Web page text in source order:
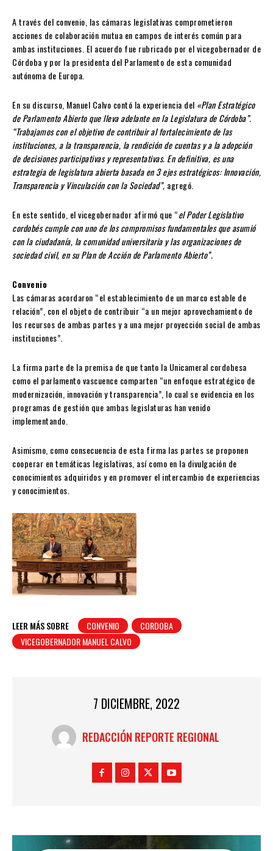
A través del convenio, las cámaras legislativas comprometieron
acciones de colaboración mutua en campos de interés común para
ambas instituciones. El acuerdo fue rubricado por el vicegobernador de
Córdoba y por la presidenta del Parlamento de esta comunidad
autónoma de Europa.
En su discurso, Manuel Calvo contó la experiencia del «Plan Estratégico
de Parlamento Abierto que lleva adelante en la Legislatura de Córdoba”.
“Trabajamos con el objetivo de contribuir al fortalecimiento de las
instituciones, a la transparencia, la rendición de cuentas y a la adopción
de decisiones participativas y representativas. En definitiva, es una
estrategia de legislatura abierta basada en 3 ejes estratégicos: Innovación,
Transparencia y Vinculación con la Sociedad”, agregó.
En este sentido, el vicegobernador afirmó que “el Poder Legislativo
cordobés cumple con uno de los compromisos fundamentales que asumió
con la ciudadanía, la comunidad universitaria y las organizaciones de
sociedad civil, en su Plan de Acción de Parlamento Abierto”.
Convenio
Las cámaras acordaron “el establecimiento de un marco estable de
relación”, con el objeto de contribuir “a un mejor aprovechamiento de
los recursos de ambas partes y a una mejor proyección social de ambas
instituciones”.
La firma parte de la premisa de que tanto la Unicameral cordobesa
como el parlamento vascuence comparten “un enfoque estratégico de
modernización, innovación y transparencia”, lo cual se evidencia en los
programas de gestión que ambas legislaturas han venido
implementando.
Asimismo, como consecuencia de esta firma las partes se proponen
cooperar en temáticas legislativas, así como en la divulgación de
conocimientos adquiridos y en promover el intercambio de experiencias
y conocimientos.
LEER MÁS SOBRE CONVENIO
CORDOBA
VICEGOBERNADOR MANUEL CALVO
7 DICIEMBRE, 2022
REDACCIÓN REPORTE REGIONAL